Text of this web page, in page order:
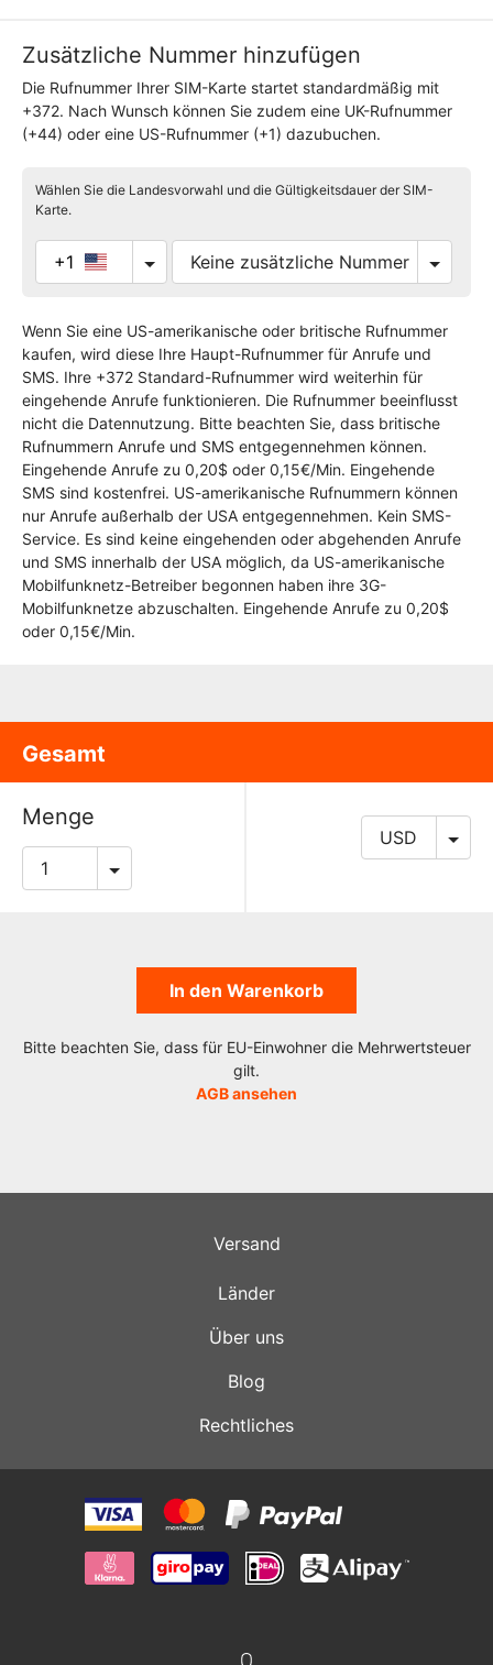
Zusätzliche Nummer hinzufügen
Die Rufnummer Ihrer SIM-Karte startet standardmäßig mit
+372. Nach Wunsch können Sie zudem eine UK-Rufnummer
(+44) oder eine US-Rufnummer (+1) dazubuchen.
Wählen Sie die Landesvorwahl und die Gültigkeitsdauer der SIM-
Karte.
+1
Wenn Sie eine US-amerikanische oder britische Rufnummer
kaufen, wird diese Ihre Haupt-Rufnummer für Anrufe und
SMS. Ihre +372 Standard-Rufnummer wird weiterhin für
eingehende Anrufe funktionieren. Die Rufnummer beeinflusst
nicht die Datennutzung. Bitte beachten Sie, dass britische
Rufnummern Anrufe und SMS entgegennehmen können.
Eingehende Anrufe zu 0,20$ oder 0,15€/Min. Eingehende
SMS sind kostenfrei. US-amerikanische Rufnummern können
nur Anrufe außerhalb der USA entgegennehmen. Kein SMS-
Service. Es sind keine eingehenden oder abgehenden Anrufe
und SMS innerhalb der USA möglich, da US-amerikanische
Mobilfunknetz-Betreiber begonnen haben ihre 3G-
Mobilfunknetze abzuschalten. Eingehende Anrufe zu 0,20$
oder 0,15€/Min.
Gesamt
Menge
In den Warenkorb
Bitte beachten Sie, dass für EU-Einwohner die Mehrwertsteuer
gilt.
AGB ansehen
Versand
Länder
Über uns
Blog
Rechtliches